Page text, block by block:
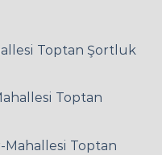
Toptan Şortluk
Toptan
Mahallesi Toptan